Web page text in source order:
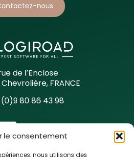
le consentement
nous utilisons des
nous
de l’Enclose
Chevrolière, FRANCE
(0)9 80 86 43 98